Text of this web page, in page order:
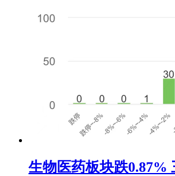
生物医药板块跌0.87%